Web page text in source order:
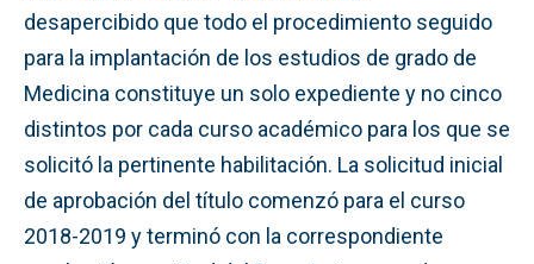
desapercibido que todo el procedimiento seguido
para la implantación de los estudios de grado de
Medicina constituye un solo expediente y no cinco
distintos por cada curso académico para los que se
solicitó la pertinente habilitación. La solicitud inicial
de aprobación del título comenzó para el curso
2018-2019 y terminó con la correspondiente